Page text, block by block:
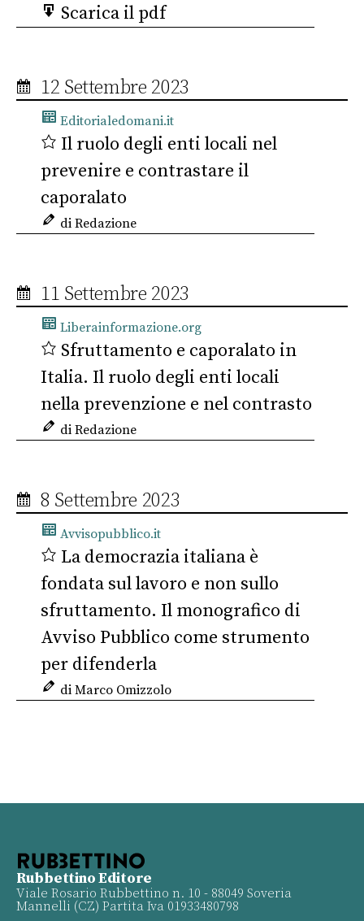
Scarica il pdf
12 Settembre 2023
Editorialedomani.it
Il ruolo degli enti locali nel
prevenire e contrastare il
caporalato
di Redazione
11 Settembre 2023
Liberainformazione.org
Sfruttamento e caporalato in
Italia. Il ruolo degli enti locali
nella prevenzione e nel contrasto
di Redazione
8 Settembre 2023
Avvisopubblico.it
La democrazia italiana è
fondata sul lavoro e non sullo
sfruttamento. Il monografico di
Avviso Pubblico come strumento
per difenderla
di Marco Omizzolo
Rubbettino Editore
Viale Rosario Rubbettino n. 10 - 88049 Soveria
Mannelli (CZ) Partita Iva 01933480798